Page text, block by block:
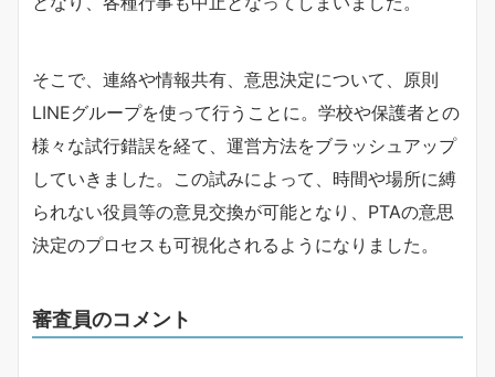
そこで、連絡や情報共有、意思決定について、原則
LINEグループを使って行うことに。学校や保護者との
様々な試行錯誤を経て、運営方法をブラッシュアップ
していきました。この試みによって、時間や場所に縛
られない役員等の意見交換が可能となり、PTAの意思
決定のプロセスも可視化されるようになりました。
審査員のコメント